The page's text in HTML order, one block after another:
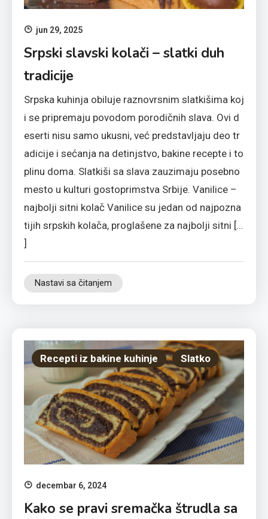
jun 29, 2025
Srpski slavski kolači – slatki duh
tradicije
Srpska kuhinja obiluje raznovrsnim slatkišima koj
i se pripremaju povodom porodičnih slava. Ovi d
eserti nisu samo ukusni, već predstavljaju deo tr
adicije i sećanja na detinjstvo, bakine recepte i to
plinu doma. Slatkiši sa slava zauzimaju posebno
mesto u kulturi gostoprimstva Srbije. Vanilice –
najbolji sitni kolač Vanilice su jedan od najpozna
tijih srpskih kolača, proglašene za najbolji sitni […
]
Nastavi sa čitanjem
Recepti iz bakine kuhinje Slatko
decembar 6, 2024
Kako se pravi sremačka štrudla sa